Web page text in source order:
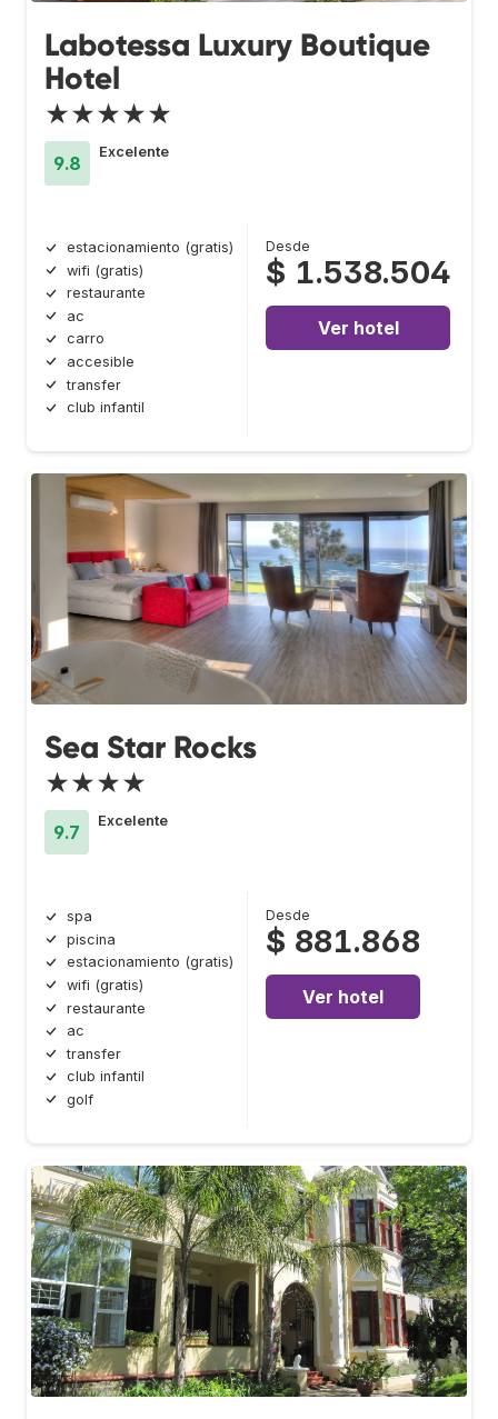
Labotessa Luxury Boutique
Hotel
★★★★★
9.8
Excelente
estacionamiento (gratis)
wifi (gratis)
restaurante
ac
carro
accesible
transfer
club infantil
Desde
$ 1.538.504
Ver hotel
Sea Star Rocks
★★★★
9.7
Excelente
spa
piscina
estacionamiento (gratis)
wifi (gratis)
restaurante
ac
transfer
club infantil
golf
Desde
$ 881.868
Ver hotel